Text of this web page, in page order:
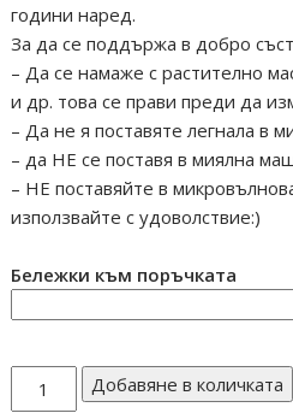
години наред.
За да се поддържа в добро
– Да се намаже с растително
и др. това се прави преди да
– Да не я поставяте легнала в
– да НЕ се поставя в миялна
– НЕ поставяйте в
използвайте с удоволствие:)
Бележки към поръчката
количество
за
Добавяне в количката